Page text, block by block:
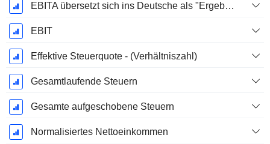
EBITA übersetzt sich ins Deutsche als "Ergebnis vor Zinsen, Steuern und Abschreibungen".
EBIT
Effektive Steuerquote - (Verhältniszahl)
Gesamtlaufende Steuern
Gesamte aufgeschobene Steuern
Normalisiertes Nettoeinkommen